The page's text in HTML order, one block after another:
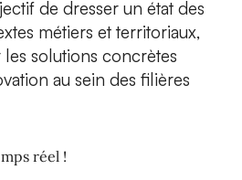
de dresser un état des
métiers et territoriaux,
solutions concrètes
au sein des filières
réel !